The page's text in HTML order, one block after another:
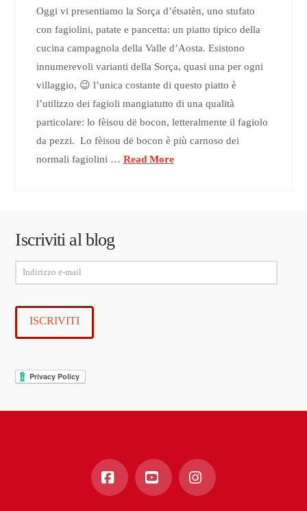
Oggi vi presentiamo la Sorça d’étsatèn, uno stufato
con fagiolini, patate e pancetta: un piatto tipico della
cucina campagnola della Valle d’Aosta. Esistono
innumerevoli varianti della Sorça, quasi una per ogni
villaggio, 😉 l’unica costante di questo piatto è
l’utilizzo dei fagioli mangiatutto di una qualità
particolare: lo fèisou dë bocon, letteralmente il fagiolo
da pezzi. Lo fèisou dë bocon è più carnoso dei
normali fagiolini … Read More
Iscriviti al blog
Indirizzo
e-
mail
ISCRIVITI